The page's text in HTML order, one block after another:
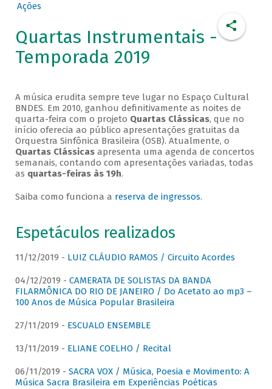
Ações
Quartas Instrumentais -
Temporada 2019
A música erudita sempre teve lugar no Espaço Cultural
BNDES. Em 2010, ganhou definitivamente as noites de
quarta-feira com o projeto Quartas Clássicas, que no
início oferecia ao público apresentações gratuitas da
Orquestra Sinfônica Brasileira (OSB). Atualmente, o
Quartas Clássicasapresenta uma agenda de concertos
semanais, contando com apresentações variadas, todas
as quartas-feiras às 19h.
Saiba como funciona a reserva de ingressos.
Espetáculos realizados
11/12/2019 - LUIZ CLÁUDIO RAMOS / Circuito Acordes
04/12/2019 - CAMERATA DE SOLISTAS DA BANDA
FILARMÔNICA DO RIO DE JANEIRO / Do Acetato ao mp3 –
100 Anos de Música Popular Brasileira
27/11/2019 - ESCUALO ENSEMBLE
13/11/2019 - ELIANE COELHO / Recital
06/11/2019 - SACRA VOX / Música, Poesia e Movimento: A
Música Sacra Brasileira em Experiências Poéticas